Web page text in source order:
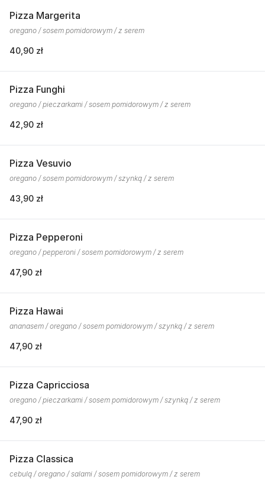
Pizza Margerita
oregano / sosem pomidorowym / z serem
40,90 zł
Pizza Funghi
oregano / pieczarkami / sosem pomidorowym / z serem
42,90 zł
Pizza Vesuvio
oregano / sosem pomidorowym / szynką / z serem
43,90 zł
Pizza Pepperoni
oregano / pepperoni / sosem pomidorowym / z serem
47,90 zł
Pizza Hawai
ananasem / oregano / sosem pomidorowym / szynką / z serem
47,90 zł
Pizza Capricciosa
oregano / pieczarkami / sosem pomidorowym / szynką / z serem
47,90 zł
Pizza Classica
cebulą / oregano / salami / sosem pomidorowym / z serem